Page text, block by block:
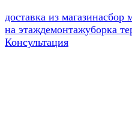
доставка из магазинасбор
на этаждемонтажуборка
Консультация